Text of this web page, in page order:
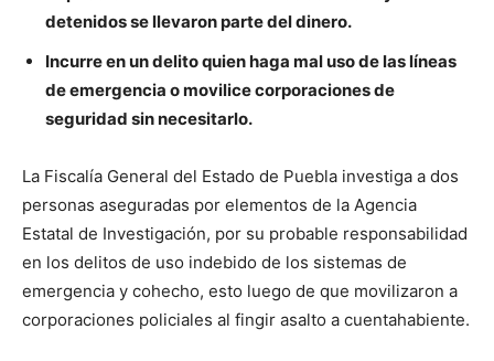
detenidos se llevaron parte del dinero.
Incurre en un delito quien haga mal uso de las líneas
de emergencia o movilice corporaciones de
seguridad sin necesitarlo.
La Fiscalía General del Estado de Puebla investiga a dos
personas aseguradas por elementos de la Agencia
Estatal de Investigación, por su probable responsabilidad
en los delitos de uso indebido de los sistemas de
emergencia y cohecho, esto luego de que movilizaron a
corporaciones policiales al fingir asalto a cuentahabiente.